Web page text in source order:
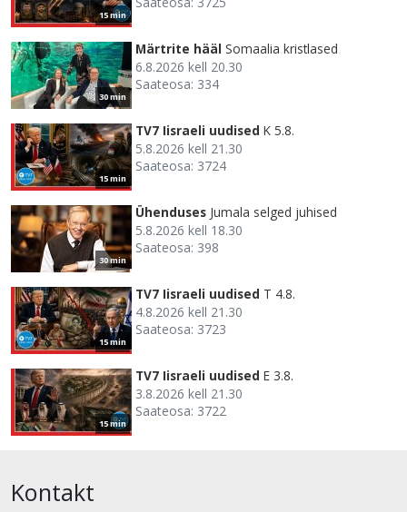
15 min
30 min
Märtrite hääl Somaalia kristlased
6.8.2026 kell 20.30
Saateosa: 334
15 min
TV7 Iisraeli uudised K 5.8.
5.8.2026 kell 21.30
Saateosa: 3724
30 min
Ühenduses Jumala selged juhised
5.8.2026 kell 18.30
Saateosa: 398
15 min
TV7 Iisraeli uudised T 4.8.
4.8.2026 kell 21.30
Saateosa: 3723
15 min
TV7 Iisraeli uudised E 3.8.
3.8.2026 kell 21.30
Saateosa: 3722
Kontakt